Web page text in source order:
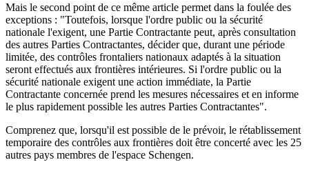
Mais le second point de ce même article permet dans la foulée des
exceptions : "Toutefois, lorsque l'ordre public ou la sécurité
nationale l'exigent, une Partie Contractante peut, après consultation
des autres Parties Contractantes, décider que, durant une période
limitée, des contrôles frontaliers nationaux adaptés à la situation
seront effectués aux frontières intérieures. Si l'ordre public ou la
sécurité nationale exigent une action immédiate, la Partie
Contractante concernée prend les mesures nécessaires et en informe
le plus rapidement possible les autres Parties Contractantes".
Comprenez que, lorsqu'il est possible de le prévoir, le rétablissement
temporaire des contrôles aux frontières doit être concerté avec les 25
autres pays membres de l'espace Schengen.